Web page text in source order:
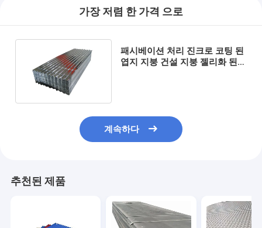
가장 저렴 한 가격 으로
패시베이션 처리 진크로 코팅 된
엽지 지붕 건설 지붕 젤리화 된
계속하다
추천된 제품